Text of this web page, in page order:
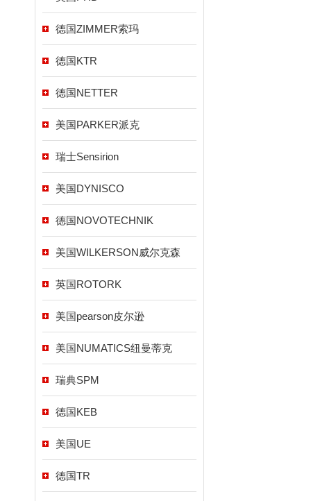
德国ZIMMER索玛
德国KTR
德国NETTER
美国PARKER派克
瑞士Sensirion
美国DYNISCO
德国NOVOTECHNIK
美国WILKERSON威尔克森
英国ROTORK
美国pearson皮尔逊
美国NUMATICS纽曼蒂克
瑞典SPM
德国KEB
美国UE
德国TR